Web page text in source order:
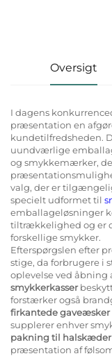
Oversigt
I dagens
præsentation en
kundetilfredsheden.
uundværlige
og smykkemærker,
valg, der er
specielt udformet til
emballageløsninger
tiltrækkelighed og er
forskellige smykker.
Efterspørgslen efter
stige, da forbrugere i
oplevelse ved åbning
smykkerkasser
forstærker også
firkantede gaveæsker
supplerer enhver
pakning til halskæder
præsentation af